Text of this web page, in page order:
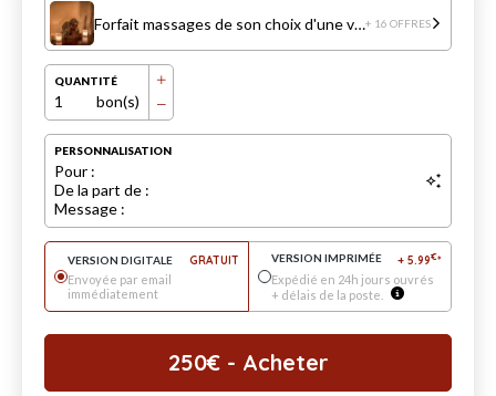
Forfait massages de son choix d'une valeur de 250 euros+ 16 OFFRES
QUANTITÉ
1 bon(s)
PERSONNALISATION
Pour :
De la part de :
Message :
VERSION DIGITALE
GRATUIT
Envoyée par email
immédiatement
VERSION IMPRIMÉE + 5.99€*
Expédié en 24h jours ouvrés
+ délais de la poste.
250€- Acheter